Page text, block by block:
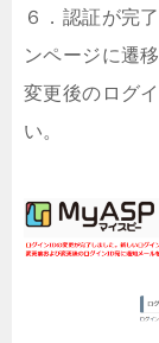
６．認証が完
ンページに遷
変更後のログ
い。